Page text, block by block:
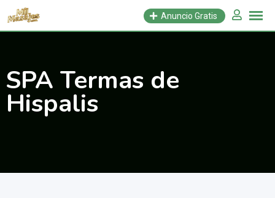
Saltar
Anuncio Gratis
SPA Termas de
Hispalis